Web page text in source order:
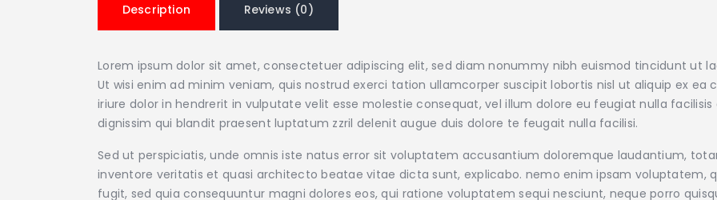
Description Reviews (0)
Lorem ipsum dolor sit amet, consectetuer adipiscing elit, sed diam nonummy nibh euismod tincidunt ut
Ut wisi enim ad minim veniam, quis nostrud exerci tation ullamcorper suscipit lobortis nisl ut aliquip ex
iriure dolor in hendrerit in vulputate velit esse molestie consequat, vel illum dolore eu feugiat nulla
dignissim qui blandit praesent luptatum zzril delenit augue duis dolore te feugait nulla facilisi.
Sed ut perspiciatis, unde omnis iste natus error sit voluptatem accusantium doloremque laudantium,
inventore veritatis et quasi architecto beatae vitae dicta sunt, explicabo. nemo enim ipsam voluptatem,
fugit, sed quia consequuntur magni dolores eos, qui ratione voluptatem sequi nesciunt, neque porro